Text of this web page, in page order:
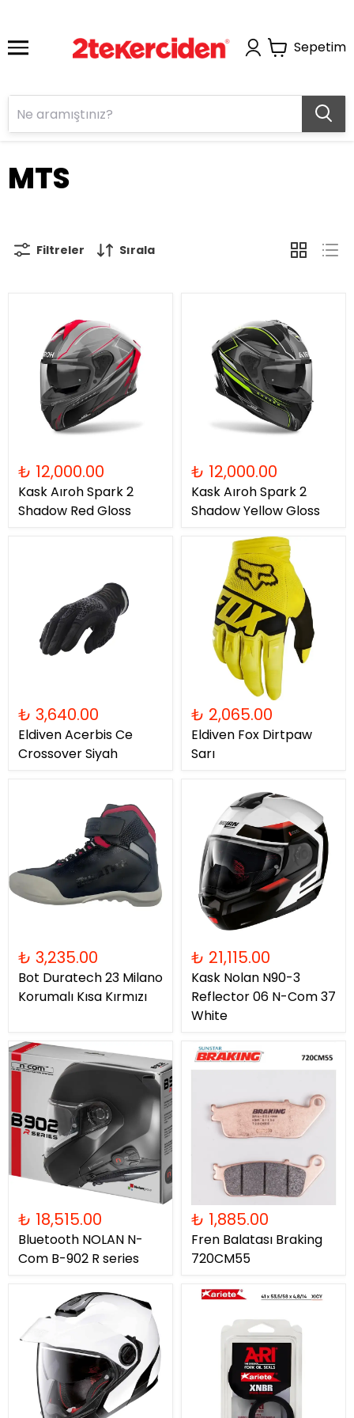
Sepetim
MTS
Filtreler Sırala
₺ 12,000.00
Kask Aıroh Spark 2
Shadow Red Gloss
₺ 12,000.00
Kask Aıroh Spark 2
Shadow Yellow Gloss
₺ 3,640.00
Eldiven Acerbis Ce
Crossover Siyah
₺ 2,065.00
Eldiven Fox Dirtpaw
Sarı
₺ 3,235.00
Bot Duratech 23 Milano
Korumalı Kısa Kırmızı
₺ 21,115.00
Kask Nolan N90-3
Reflector 06 N-Com 37
White
₺ 18,515.00
Bluetooth NOLAN N-
Com B-902 R series
₺ 1,885.00
Fren Balatası Braking
720CM55